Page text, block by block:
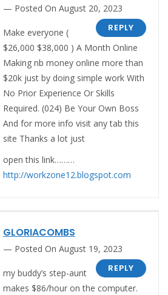
Posted On August 20, 2023
REPLY
Make everyone (
$26,000 $38,000 ) A Month Online
Making nb money online more than
$20k just by doing simple work With
No Prior Experience Or Skills
Required. (024) Be Your Own Boss
And for more info visit any tab this
site Thanks a lot just
open this link………
http://workzone12.blogspot.com
GLORIACOMBS
Posted On August 19, 2023
REPLY
my buddy’s step-aunt
makes $86/hour on the computer.